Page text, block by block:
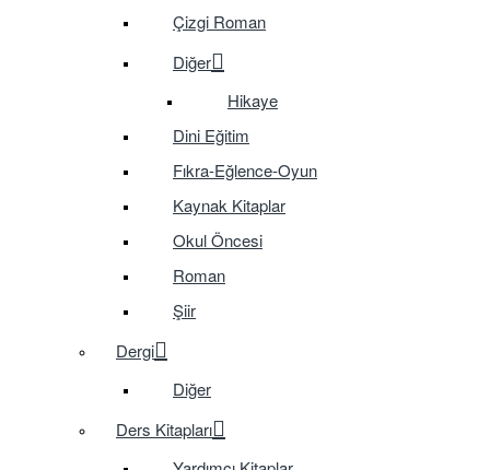
Çizgi Roman
Diğer
Hikaye
Dini Eğitim
Fıkra-Eğlence-Oyun
Kaynak Kitaplar
Okul Öncesi
Roman
Şiir
Dergi
Diğer
Ders Kitapları